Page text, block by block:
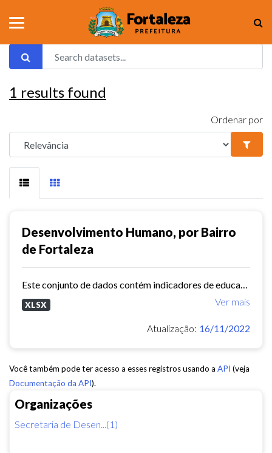
Organizações
Secretaria de Desen...(1)
1 results found
Ordenar por
Desenvolvimento Humano, por Bairro
de Fortaleza
Ver mais
XLSX
Atualização: 16/11/2022
Você também pode ter acesso a esses registros usando a API (veja
Documentação da API).